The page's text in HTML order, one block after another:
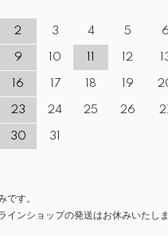
2 3 4 5 6
9 10 12
16 17 18 19
23 24 25 26
30 31
です。
インショップの発送はお休みいたしま